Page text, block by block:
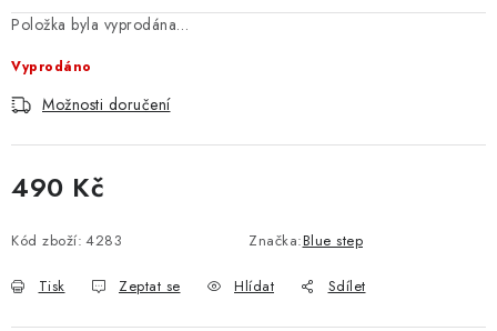
Položka byla vyprodána…
Vyprodáno
Možnosti doručení
490 Kč
Kód zboží: 4283 Značka:Blue step
Tisk Zeptat se Hlídat Sdílet